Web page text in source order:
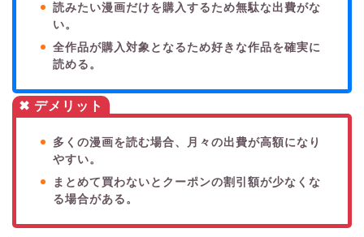
読みたい漫画だけを購入するため無駄な出費がな
い。
全作品が購入対象となるため好きな作品を確実に
読める。
✖ デメリット
多くの漫画を読む場合、月々の出費が高額になり
やすい。
まとめて買わないとクーポンの割引額が少なくな
る場合がある。